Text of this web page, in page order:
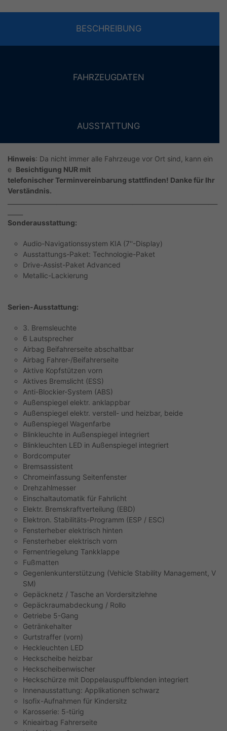
BESCHREIBUNG
FAHRZEUGDATEN
AUSSTATTUNG
Hinweis: Da nicht immer alle Fahrzeuge vor Ort sind, kann ein
e Besichtigung NUR mit
telefonischer Terminvereinbarung stattfinden! Danke für Ihr
Verständnis.
Sonderausstattung:
Audio-Navigationssystem KIA (7''-Display)
Ausstattungs-Paket: Technologie-Paket
Drive-Assist-Paket Advanced
Metallic-Lackierung
Serien-Ausstattung:
3. Bremsleuchte
6 Lautsprecher
Airbag Beifahrerseite abschaltbar
Airbag Fahrer-/Beifahrerseite
Aktive Kopfstützen vorn
Aktives Bremslicht (ESS)
Anti-Blockier-System (ABS)
Außenspiegel elektr. anklappbar
Außenspiegel elektr. verstell- und heizbar, beide
Außenspiegel Wagenfarbe
Blinkleuchte in Außenspiegel integriert
Blinkleuchten LED in Außenspiegel integriert
Bordcomputer
Bremsassistent
Chromeinfassung Seitenfenster
Drehzahlmesser
Einschaltautomatik für Fahrlicht
Elektr. Bremskraftverteilung (EBD)
Elektron. Stabilitäts-Programm (ESP / ESC)
Fensterheber elektrisch hinten
Fensterheber elektrisch vorn
Fernentriegelung Tankklappe
Fußmatten
Gegenlenkunterstützung (Vehicle Stability Management, V
SM)
Gepäcknetz / Tasche an Vordersitzlehne
Gepäckraumabdeckung / Rollo
Getriebe 5-Gang
Getränkehalter
Gurtstraffer (vorn)
Heckleuchten LED
Heckscheibe heizbar
Heckscheibenwischer
Heckschürze mit Doppelauspuffblenden integriert
Innenausstattung: Applikationen schwarz
Isofix-Aufnahmen für Kindersitz
Karosserie: 5-türig
Knieairbag Fahrerseite